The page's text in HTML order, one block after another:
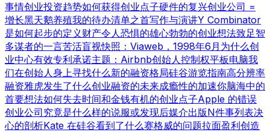
事情创业投资趋势如何获得创业点子硬件的复兴创业公司 =
增长黑天鹅养殖我的待办清单之首写作与演讲Y Combinator
是如何起步的定义财产令人恐惧的雄心勃勃的创业想法致足智
多谋者的一言苦活盲视快照：Viaweb，1998年6月 为什么创
业中心有效专利承诺主题：Airbnb创始人控制权平板电脑我
们在创始人身上寻找什么新的融资格局硅谷游览指南高分辨率
融资雅虎发生了什么创业融资的未来成瘾性的加速你脑海中的
首要想法如何失去时间和金钱有机的创业点子Apple 的错误
创业公司究竟是什么样的说服或发现后媒介出版N件事列表决
心的剖析Kate 在硅谷看到了什么赛格威的问题拉面盈利创造